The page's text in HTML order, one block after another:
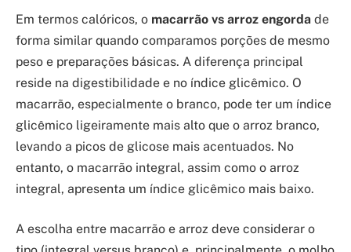
Em termos calóricos, o macarrão vs arroz engorda de
forma similar quando comparamos porções de mesmo
peso e preparações básicas. A diferença principal
reside na digestibilidade e no índice glicêmico. O
macarrão, especialmente o branco, pode ter um índice
glicêmico ligeiramente mais alto que o arroz branco,
levando a picos de glicose mais acentuados. No
entanto, o macarrão integral, assim como o arroz
integral, apresenta um índice glicêmico mais baixo.
A escolha entre macarrão e arroz deve considerar o